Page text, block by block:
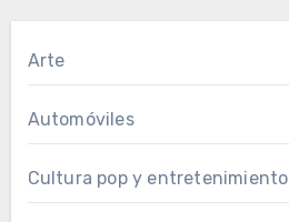
Arte
Automóviles
Cultura pop y entretenimiento